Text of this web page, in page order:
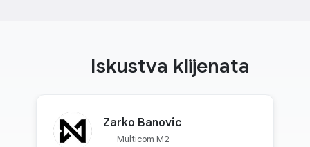
Iskustva klijenata
Zarko Banovic
Multicom M2